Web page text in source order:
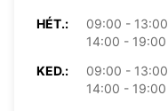
HÉT.:
09:00 - 13:00
14:00 - 19:00
KED.:
09:00 - 13:00
14:00 - 19:00